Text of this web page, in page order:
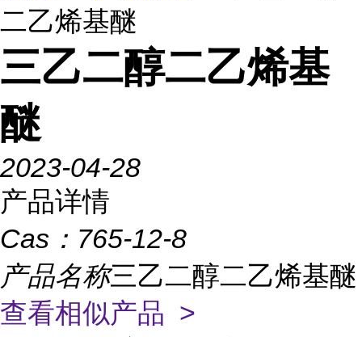
二乙烯基醚
三乙二醇二乙烯基
醚
2023-04-28
产品详情
Cas： 765-12-8
产品名称三乙二醇二乙烯基醚
查看相似产品 >